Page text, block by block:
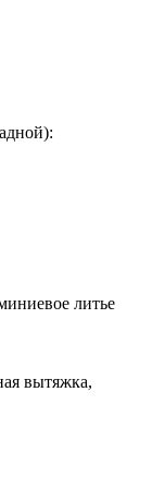
литье
вытяжка,